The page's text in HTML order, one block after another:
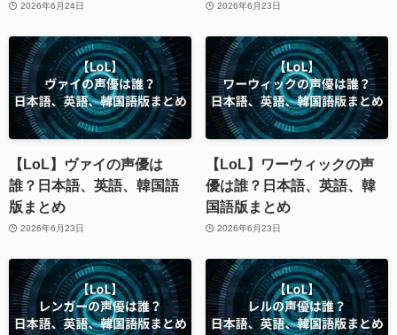
2026年6月24日 2026年6月23日
【LoL】ヴァイの声優は
誰？日本語、英語、韓国語
版まとめ
2026年6月23日
【LoL】ワーウィックの声
優は誰？日本語、英語、韓
国語版まとめ
2026年6月23日